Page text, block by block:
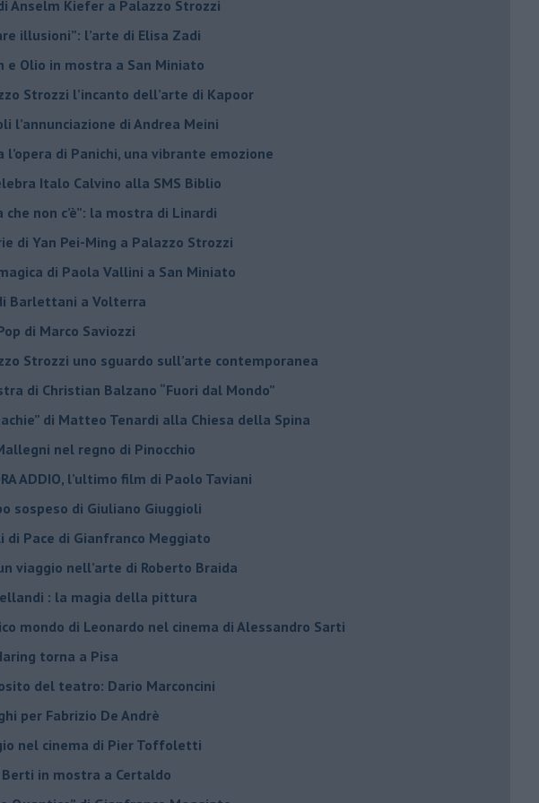
Anselm Kiefer a Palazzo Strozzi
illusioni”: l’arte di Elisa Zadi
e Olio in mostra a San Miniato
Strozzi l’incanto dell’arte di Kapoor
l’annunciazione di Andrea Meini
l’opera di Panichi, una vibrante emozione
Italo Calvino alla SMS Biblio
che non c’è”: la mostra di Linardi
di Yan Pei-Ming a Palazzo Strozzi
di Paola Vallini a San Miniato
Barlettani a Volterra
di Marco Saviozzi
Strozzi uno sguardo sull’arte contemporanea
di Christian Balzano “Fuori dal Mondo”
di Matteo Tenardi alla Chiesa della Spina
nel regno di Pinocchio
ADDIO, l’ultimo film di Paolo Taviani
sospeso di Giuliano Giuggioli
di Pace di Gianfranco Meggiato
viaggio nell’arte di Roberto Braida
: la magia della pittura
mondo di Leonardo nel cinema di Alessandro Sarti
torna a Pisa
del teatro: Dario Marconcini
per Fabrizio De Andrè
nel cinema di Pier Toffoletti
in mostra a Certaldo